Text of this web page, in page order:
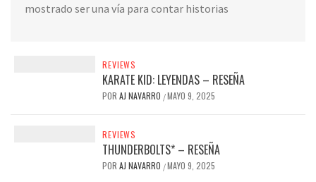
mostrado ser una vía para contar historias
REVIEWS
KARATE KID: LEYENDAS – RESEÑA
POR AJ NAVARRO /MAYO 9, 2025
REVIEWS
THUNDERBOLTS* – RESEÑA
POR AJ NAVARRO /MAYO 9, 2025